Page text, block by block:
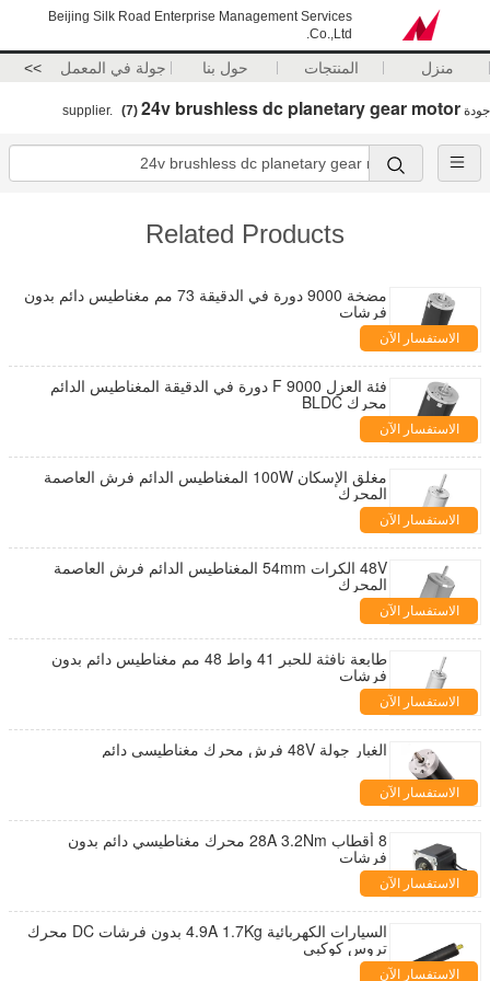
Beijing Silk Road Enterprise Management Services
Co.,Ltd.
منزل المنتجات حول بنا جولة في المعمل >>
جودة 24v brushless dc planetary gear motor
(7)
Related Products
مضخة 9000 دورة في الدقيقة 73 مم مغناطيس دائم بدون
فرشات
الاستفسار الآن
فئة العزل F 9000 دورة في الدقيقة المغناطيس الدائم
محرك BLDC
الاستفسار الآن
مغلق الإسكان 100W المغناطيس الدائم فرش العاصمة
المحرك
الاستفسار الآن
48V الكرات 54mm المغناطيس الدائم فرش العاصمة
المحرك
الاستفسار الآن
طابعة نافثة للحبر 41 واط 48 مم مغناطيس دائم بدون
فرشات
الاستفسار الآن
الغبار جولة 48V فرش محرك مغناطيسي دائم
الاستفسار الآن
8 أقطاب 28A 3.2Nm محرك مغناطيسي دائم بدون
فرشات
الاستفسار الآن
السيارات الكهربائية 4.9A 1.7Kg بدون فرشات DC محرك
تروس كوكبي
الاستفسار الآن